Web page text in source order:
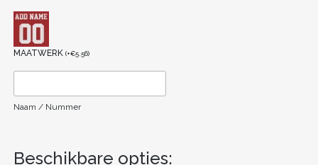
MAATWERK (+€5.56)
Naam / Nummer
Beschikbare opties: